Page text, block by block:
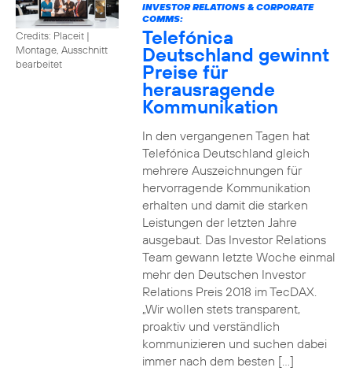
Credits: Placeit |
Montage, Ausschnitt
bearbeitet
INVESTOR RELATIONS & CORPORATE
COMMS:
Telefónica
Deutschland gewinnt
Preise für
herausragende
Kommunikation
In den vergangenen Tagen hat
Telefónica Deutschland gleich
mehrere Auszeichnungen für
hervorragende Kommunikation
erhalten und damit die starken
Leistungen der letzten Jahre
ausgebaut. Das Investor Relations
Team gewann letzte Woche einmal
mehr den Deutschen Investor
Relations Preis 2018 im TecDAX.
„Wir wollen stets transparent,
proaktiv und verständlich
kommunizieren und suchen dabei
immer nach dem besten […]